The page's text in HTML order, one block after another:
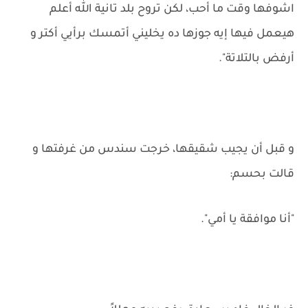
اشوفها وقت ما أحب، لكن تروح بلد تانية الله أعلم
هيعمل فيها إيه جوزها ده يخليني أتمسك برأيي أكتر و
أرفض بالتلاتة".
و قبل أن يجيب شقيقها، خرجت سندس من غرفتها و
قالت بحسم:
"أنا موافقة يا أمي".